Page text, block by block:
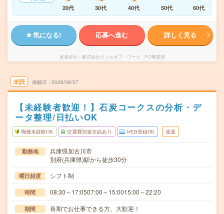
20代
30代 40代 50代 60代
気になる! 応募へ進む 詳しく見る
派遣会社 株式会社ウィルオブ・ワーク FO事業部
未読 掲載日 2026/08/07
【未経験者歓迎！】石炭コークスの分析・デ
ータ整理/日払いOK
職種未経験OK 交通費別途支給あり WEB登録OK 派遣
勤務地
兵庫県加古川市
別府(兵庫県)駅から徒歩30分
曜日頻度 シフト制
時間 08:30～17:0507:00～15:0015:00～22:20
期間 長期でお仕事できる方、大歓迎！